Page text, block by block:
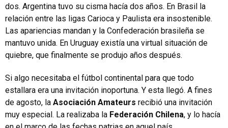
dos. Argentina tuvo su cisma hacía dos años. En Brasil la
relación entre las ligas Carioca y Paulista era insostenible.
Las apariencias mandan y la Confederación brasileña se
mantuvo unida. En Uruguay existía una virtual situación de
quiebre, que finalmente se produjo años después.
Si algo necesitaba el fútbol continental para que todo
estallara era una invitación inoportuna. Y esta llegó. A fines
de agosto, la Asociación Amateurs recibió una invitación
muy especial. La realizaba la Federación Chilena, y lo hacía